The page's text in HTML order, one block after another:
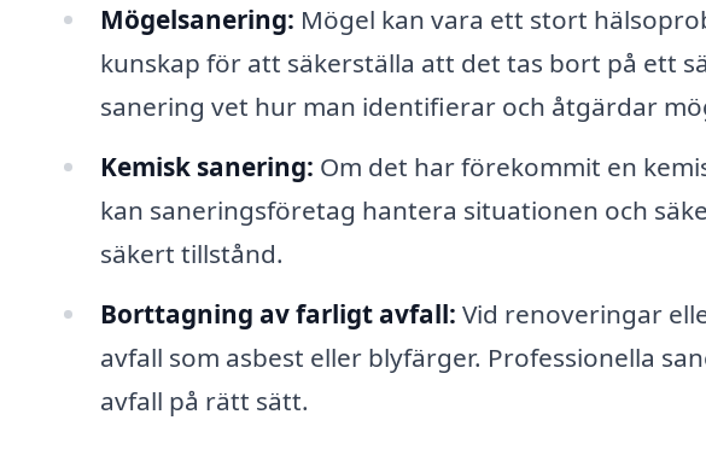
Mögelsanering: Mögel kan vara ett stort
kunskap för att säkerställa att det tas bort på ett
sanering vet hur man identifierar och åtgärdar
Kemisk sanering: Om det har förekommit en
kan saneringsföretag hantera situationen och
säkert tillstånd.
Borttagning av farligt avfall: Vid renoveringar
avfall som asbest eller blyfärger. Professionella
avfall på rätt sätt.